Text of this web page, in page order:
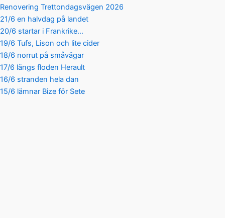
Renovering Trettondagsvägen 2026
21/6 en halvdag på landet
20/6 startar i Frankrike…
19/6 Tufs, Lison och lite cider
18/6 norrut på småvägar
17/6 längs floden Herault
16/6 stranden hela dan
15/6 lämnar Bize för Sete